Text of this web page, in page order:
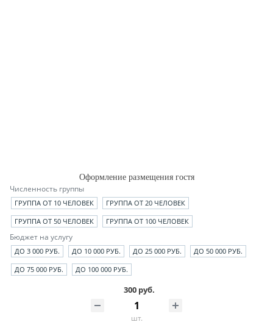
Оформление размещения гостя
Численность группы
ГРУППА ОТ 10 ЧЕЛОВЕК
ГРУППА ОТ 20 ЧЕЛОВЕК
ГРУППА ОТ 50 ЧЕЛОВЕК
ГРУППА ОТ 100 ЧЕЛОВЕК
Бюджет на услугу
ДО 3 000 РУБ. ДО 10 000 РУБ. ДО 25 000 РУБ.
ДО 50 000 РУБ.
ДО 75 000 РУБ.
ДО 100 000 РУБ.
300 руб.
шт.